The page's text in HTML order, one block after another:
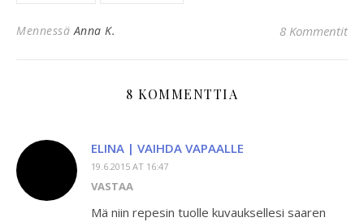
Mennessä Anna K. 8 Kommentit
8 KOMMENTTIA
ELINA | VAIHDA VAPAALLE
19.6.2015 AT 16:47
VASTAA
Mä niin repesin tuolle kuvauksellesi saaren